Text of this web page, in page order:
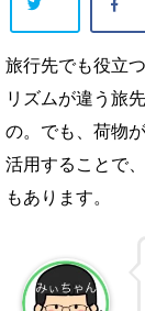
旅行先でも役立
リズムが違う旅
の。でも、荷物
活用することで
もあります。